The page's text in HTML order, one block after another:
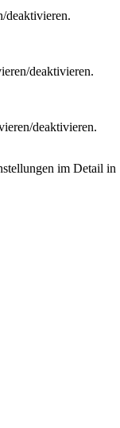
deaktivieren.
deaktivieren.
deaktivieren.
im Detail in